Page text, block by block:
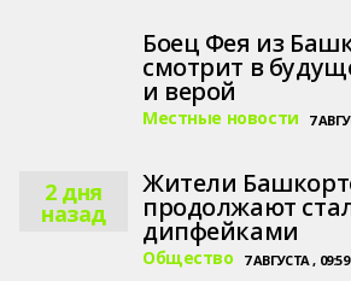
Боец Фея из
смотрит в
и верой
Местные новости 7
2 дня
назад
Жители
продолжают
дипфейками
Общество 7 АВГУСТА , 09:59